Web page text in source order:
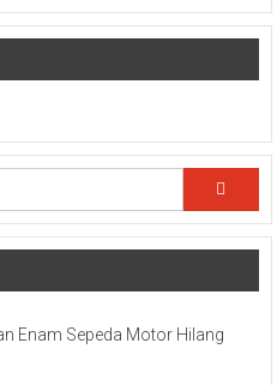
Enam Sepeda Motor Hilang